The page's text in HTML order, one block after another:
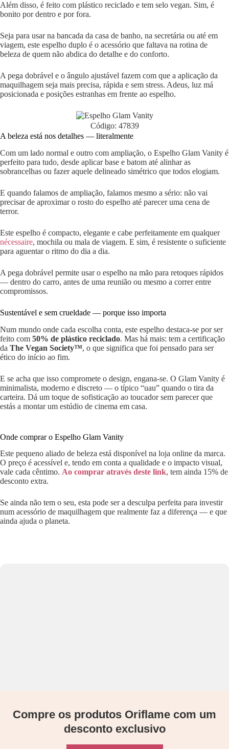
Além disso, é feito com plástico reciclado e tem selo vegan. Sim, é
bonito por dentro e por fora.
Seja para usar na bancada da casa de banho, na secretária ou até em
viagem, este espelho duplo é o acessório que faltava na rotina de
beleza de quem não abdica do detalhe e do conforto.
A pega dobrável e o ângulo ajustável fazem com que a aplicação da
maquilhagem seja mais precisa, rápida e sem stress. Adeus, luz má
posicionada e posições estranhas em frente ao espelho.
Código: 47839
A beleza está nos detalhes — literalmente
Com um lado normal e outro com ampliação, o Espelho Glam Vanity é
perfeito para tudo, desde aplicar base e batom até alinhar as
sobrancelhas ou fazer aquele delineado simétrico que todos elogiam.
E quando falamos de ampliação, falamos mesmo a sério: não vai
precisar de aproximar o rosto do espelho até parecer uma cena de
terror.
Este espelho é compacto, elegante e cabe perfeitamente em qualquer
nécessaire, mochila ou mala de viagem. E sim, é resistente o suficiente
para aguentar o ritmo do dia a dia.
A pega dobrável permite usar o espelho na mão para retoques rápidos
— dentro do carro, antes de uma reunião ou mesmo a correr entre
compromissos.
Sustentável e sem crueldade — porque isso importa
Num mundo onde cada escolha conta, este espelho destaca-se por ser
feito com 50% de plástico reciclado. Mas há mais: tem a certificação
da The Vegan Society™, o que significa que foi pensado para ser
ético do início ao fim.
E se acha que isso compromete o design, engana-se. O Glam Vanity é
minimalista, moderno e discreto — o típico “uau” quando o tira da
carteira. Dá um toque de sofisticação ao toucador sem parecer que
estás a montar um estúdio de cinema em casa.
Onde comprar o Espelho Glam Vanity
Este pequeno aliado de beleza está disponível na loja online da marca.
O preço é acessível e, tendo em conta a qualidade e o impacto visual,
vale cada cêntimo. Ao comprar através deste link, tem ainda 15% de
desconto extra.
Se ainda não tem o seu, esta pode ser a desculpa perfeita para investir
num acessório de maquilhagem que realmente faz a diferença — e que
ainda ajuda o planeta.
Compre os produtos Oriflame com um
desconto exclusivo